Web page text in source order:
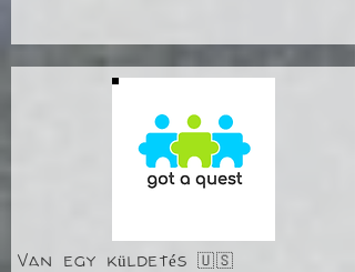
Van egy küldetés 🇺🇸